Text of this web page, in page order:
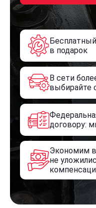
в подарок
В сети
выбирайте
договору:
Экономим
не